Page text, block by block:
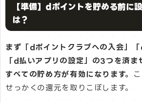
【準備】dポイントを貯める前に
は？
まず「dポイントクラブへの入会」「
「d払いアプリの設定」の3つを済ま
すべての貯め方が有効になります。
せっかくの還元を取りこぼします。